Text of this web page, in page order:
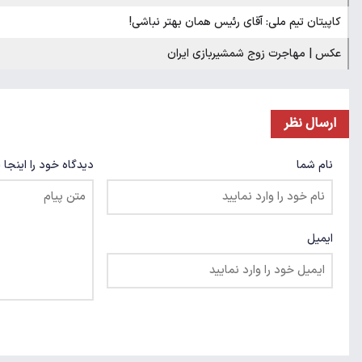
کاپیتان تیم ملی: آقای رئیس همان بهتر نباشی!
عکس | مهاجرت زوج شمشیربازی ایران
ارسال نظر
نام شما
ایمیل
دیدگاه خود را